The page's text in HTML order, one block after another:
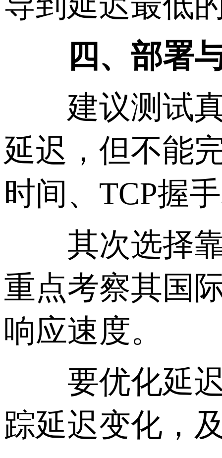
四、部署与
建议测试真
延迟，但不能
时间、TCP握
其次选择靠
重点考察其国
响应速度。
要优化延迟
踪延迟变化，